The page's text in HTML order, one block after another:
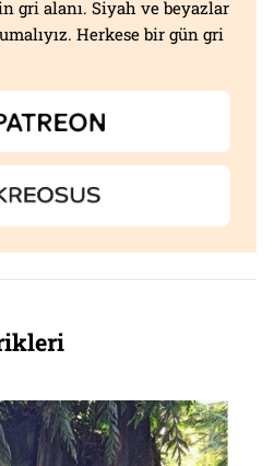
gri alanı. Siyah ve beyazlar
Herkese bir gün gri